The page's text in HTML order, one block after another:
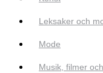
Leksaker och
Mode
Musik, filmer